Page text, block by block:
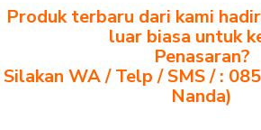
Produk terbaru dari kami
luar biasa untuk
Penasaran?
Silakan WA / Telp / SMS / :
Nanda)